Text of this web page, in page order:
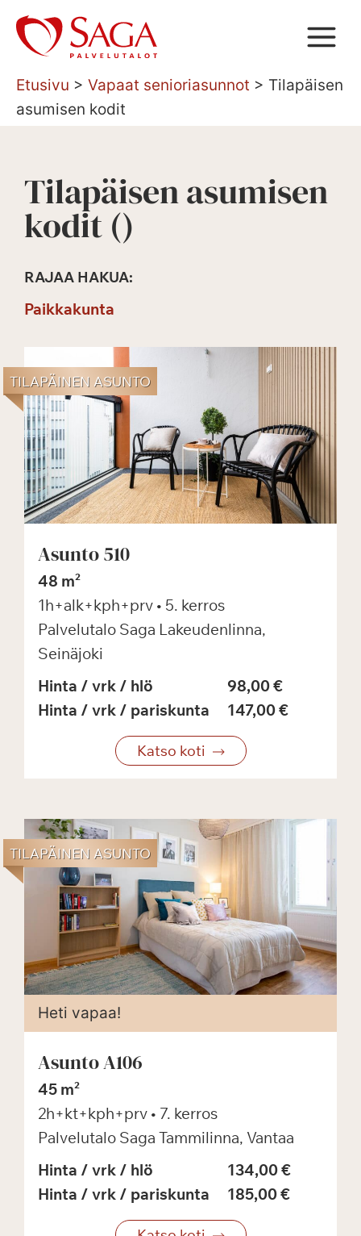
Siirry
sisältöön
Etusivu > Vapaat senioriasunnot > Tilapäisen
asumisen kodit
Tilapäisen asumisen
kodit ()
RAJAA HAKUA:
Paikkakunta
TILAPÄINEN ASUNTO
Asunto 510
48 m²
1h+alk+kph+prv • 5. kerros
Palvelutalo Saga Lakeudenlinna,
Seinäjoki
Hinta / vrk / hlö
Hinta / vrk / pariskunta
98,00 €
147,00 €
Katso koti
TILAPÄINEN ASUNTO
Heti vapaa!
Asunto A106
45 m²
2h+kt+kph+prv • 7. kerros
Palvelutalo Saga Tammilinna, Vantaa
Hinta / vrk / hlö
Hinta / vrk / pariskunta
134,00 €
185,00 €